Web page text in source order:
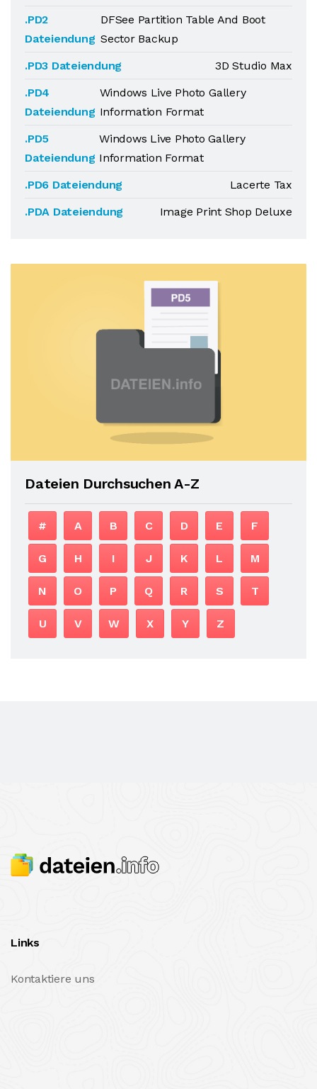
.PD2
Dateiendung
DFSee Partition Table And Boot
Sector Backup
.PD3 Dateiendung
3D Studio Max
.PD4
Dateiendung
Windows Live Photo Gallery
Information Format
.PD5
Dateiendung
Windows Live Photo Gallery
Information Format
.PD6 Dateiendung
Lacerte Tax
.PDA Dateiendung
Image Print Shop Deluxe
Dateien Durchsuchen A-Z
# A B C D E F
G H I J K L M
N O P Q R S T
U V W X Y Z
Links
Kontaktiere uns